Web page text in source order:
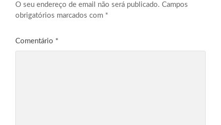
O seu endereço de email não será publicado. Campos
obrigatórios marcados com *
Comentário *